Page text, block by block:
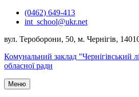
Перейти(0462) 649-413
int_school@ukr.net
вул. Тероборони, 50, м. Чернігів,
Комунальний заклад "Чернігівський
обласної ради
Меню